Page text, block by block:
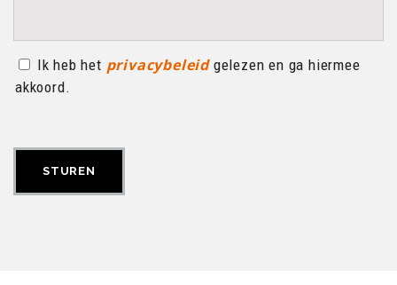
Ik heb het privacybeleidgelezen en ga hiermee
akkoord.